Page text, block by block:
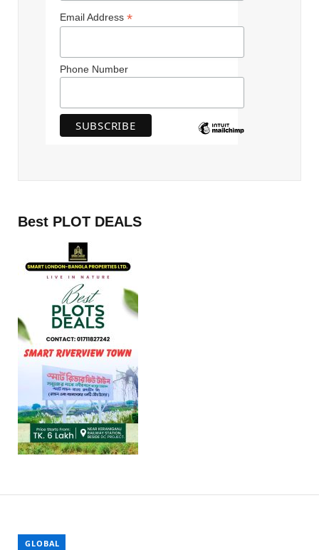
Email Address *
Phone Number
Best PLOT DEALS
GLOBAL